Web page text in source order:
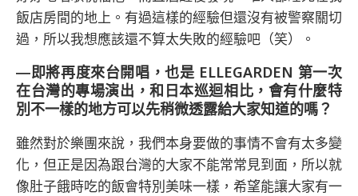
飯店房間的地上。有過這樣的經驗但還沒有被警察關切
過，所以我想應該還不算太失敗的經驗吧（笑）。
―即將再度來台開唱，也是 ELLEGARDEN 第一次
在台灣的專場演出，和日本巡迴相比，會有什麼特
別不一樣的地方可以先稍微透露給大家知道的嗎？
雖然對於樂團來說，我們本身要做的事情不會有太多變
化，但正是因為跟台灣的大家不能常常見到面，所以就
像肚子餓時吃的飯會特別美味一樣，希望能讓大家有一